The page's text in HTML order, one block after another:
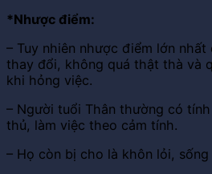
*Nhược điểm:
– Tuy nhiên nhược điểm lớn
thay đổi, không quá thật thà và
khi hỏng việc.
– Người tuổi Thân thường có
thủ, làm việc theo cảm tính.
– Họ còn bị cho là khôn lỏi,